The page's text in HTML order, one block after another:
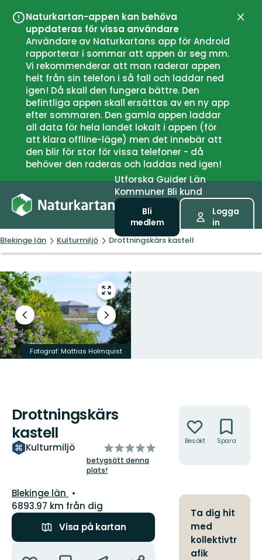
Naturkartan-appen kan behöva
uppdateras för vissa användare
Användare av Naturkartans app för Android
rapporterar i sommar att appen är seg mm.
Vi rekommenderar att man raderar appen
helt från sin telefon i så fall och laddar ned
igen! Då skall den fungera bättre. Den
befintliga appen skall ersättas av en ny app
efter sommaren. Den gamla appen laddar
all data för hela landet lokalt i appen (för
att klara offline-läge) men det innebär att
den blir för stor för vissa telefoner - då
behöver den raderas och laddas ned igen!
UtforskaGuiderLän
Kommuner Bli kund
Bli
medlem
Logga
in
Blekinge län Kulturmiljö Drottningskärs kastell
Gå
till
helskärmsläge
Föregående
bild
Nästa
bildspel
Fotograf: Mattias Holmquist
Drottningskärs
kastell
Kulturmiljö
av
5
stjärnor
betygsätt denna
plats!
Län:
Blekinge län
6893.97 km från dig
Visa på kartan
Besökt Spara
Ta dig hit
med
kollektivtr
afik